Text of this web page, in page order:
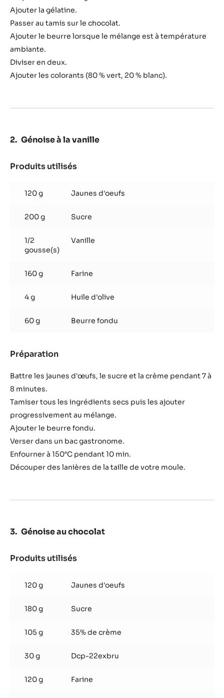
citron
vert
Ajouter la gélatine.
Passer au tamis sur le chocolat.
Ajouter le beurre lorsque le mélange est à température
ambiante.
Diviser en deux.
Ajouter les colorants (80 % vert, 20 % blanc).
Génoise à la vanille
Produits utilisés
la
120 g Jaunes d'oeufs
200 g Sucre
1/2
gousse(s)
Vanille
160 g Farine
4 g Huile d'olive
60 g Beurre fondu
Préparation
à
vanille
Battre les jaunes d'œufs, le sucre et la crème pendant 7 à
8 minutes.
Tamiser tous les ingrédients secs puis les ajouter
progressivement au mélange.
Ajouter le beurre fondu.
Verser dans un bac gastronome.
Enfourner à 150°C pendant 10 min.
Découper des lanières de la taille de votre moule.
Génoise au chocolat
Produits utilisés
chocolat
120 g Jaunes d'oeufs
180 g Sucre
105 g 35% de crème
30 g Dcp-22exbru
120 g Farine